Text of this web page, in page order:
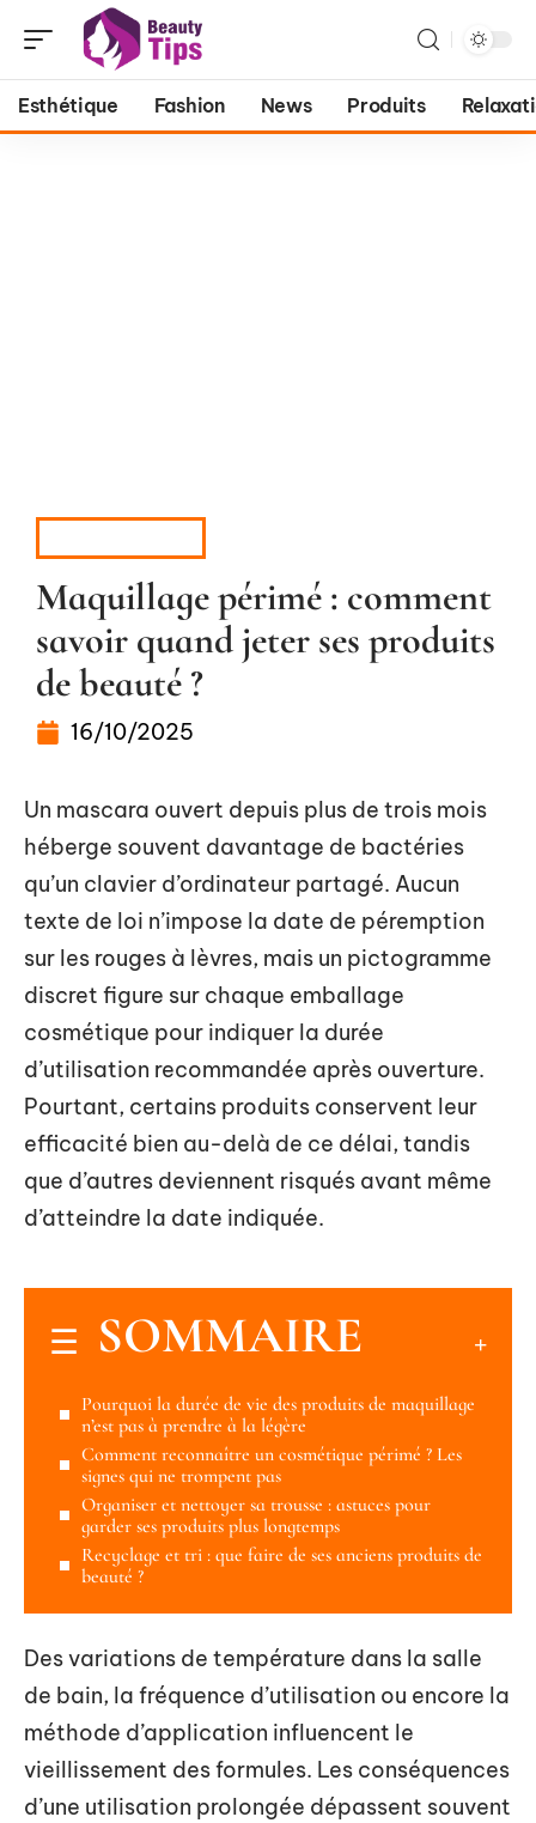
Esthétique Fashion News Produits
Maquillage périmé : comment
savoir quand jeter ses produits
de beauté ?
16/10/2025
Un mascara ouvert depuis plus de trois mois
héberge souvent davantage de bactéries
qu’un clavier d’ordinateur partagé. Aucun
texte de loi n’impose la date de péremption
sur les rouges à lèvres, mais un pictogramme
discret figure sur chaque emballage
cosmétique pour indiquer la durée
d’utilisation recommandée après ouverture.
Pourtant, certains produits conservent leur
efficacité bien au-delà de ce délai, tandis
que d’autres deviennent risqués avant même
d’atteindre la date indiquée.
SOMMAIRE
Pourquoi la durée de vie des produits de maquillage
n’est pas à prendre à la légère
Comment reconnaître un cosmétique périmé ? Les
signes qui ne trompent pas
Organiser et nettoyer sa trousse : astuces pour
garder ses produits plus longtemps
Recyclage et tri : que faire de ses anciens produits de
beauté ?
Des variations de température dans la salle
de bain, la fréquence d’utilisation ou encore la
méthode d’application influencent le
vieillissement des formules. Les conséquences
d’une utilisation prolongée dépassent souvent